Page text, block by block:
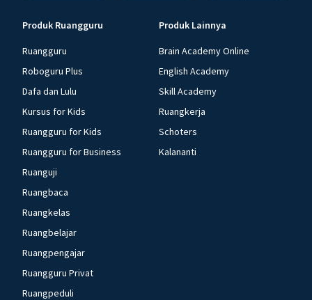
Produk Ruangguru
Ruangguru
Roboguru Plus
Dafa dan Lulu
Kursus for Kids
Ruangguru for Kids
Ruangguru for Business
Ruanguji
Ruangbaca
Ruangkelas
Ruangbelajar
Ruangpengajar
Ruangguru Privat
Ruangpeduli
Produk Lainnya
Brain Academy Online
English Academy
Skill Academy
Ruangkerja
Schoters
Kalananti